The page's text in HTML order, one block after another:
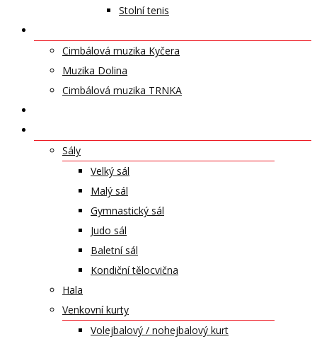
Stolní tenis
Cimbálová muzika Kyčera
Muzika Dolina
Cimbálová muzika TRNKA
Sály
Velký sál
Malý sál
Gymnastický sál
Judo sál
Baletní sál
Kondiční tělocvična
Hala
Venkovní kurty
Volejbalový / nohejbalový kurt